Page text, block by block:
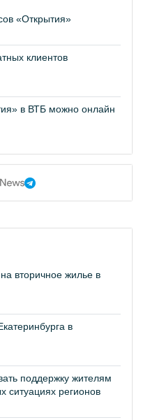
«Открытия»
клиентов
в ВТБ можно онлайн
вторичное жилье в
в
поддержку жителям
ситуациях регионов